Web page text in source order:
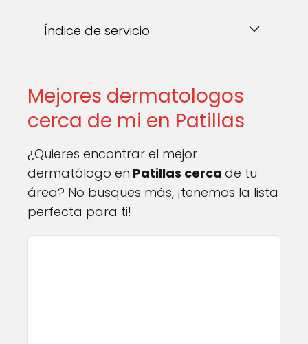
Índice de servicio
Mejores dermatologos
cerca de mi en Patillas
¿Quieres encontrar el mejor
dermatólogo en Patillas cerca de tu
área? No busques más, ¡tenemos la lista
perfecta para ti!